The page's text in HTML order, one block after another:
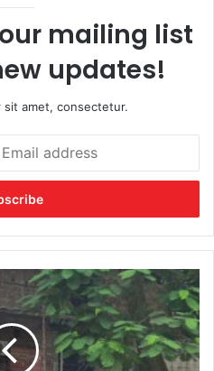
mailing list
updates!
sit amet, consectetur.